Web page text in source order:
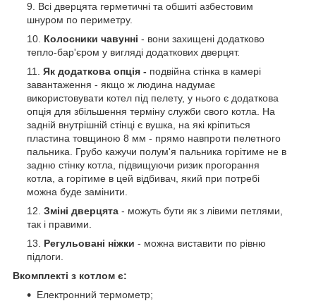
Всі дверцята герметичні та обшиті азбестовим
шнуром по периметру.
Колосники чавунні - вони захищені додатково
тепло-бар'єром у вигляді додаткових дверцят.
Як додаткова опція - подвійна стінка в камері
завантаження - якщо ж людина надумає
використовувати котел під пелету, у нього є додаткова
опція для збільшення терміну служби свого котла. На
задній внутрішній стінці є вушка, на які кріпиться
пластина товщиною 8 мм - прямо навпроти пелетного
пальника. Грубо кажучи полум'я пальника горітиме не в
задню стінку котла, підвищуючи ризик прогорання
котла, а горітиме в цей відбивач, який при потребі
можна буде замінити.
Зміні дверцята - можуть бути як з лівими петлями,
так і правими.
Регульовані ніжки - можна виставити по рівню
підлоги.
Вкомплекті з котлом є:
Електронний термометр;